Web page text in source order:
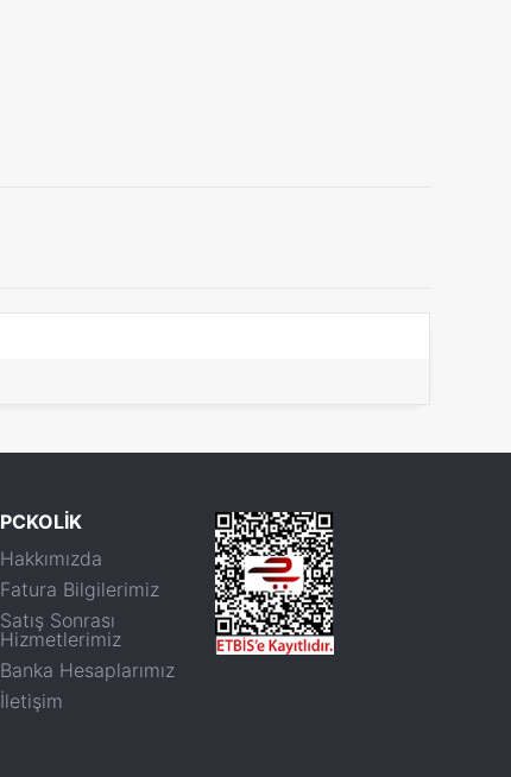
PCKOLİK
Hakkımızda
Fatura Bilgilerimiz
Satış Sonrası
Hizmetlerimiz
Banka Hesaplarımız
İletişim